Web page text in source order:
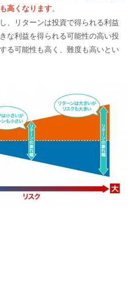
高くなります。
、リターンは投資で得られる利益
な利益を得られる可能性の高い投
る可能性も高く、難度も高いとい